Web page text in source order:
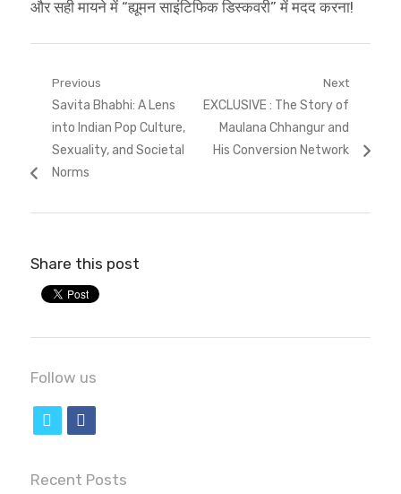
और सही मायने में “ह्यूमन साइंटिफिक डिस्कवरी” में मदद करना!
Post
navigation
Previous
Previous
post:
Savita Bhabhi: A Lens
into Indian Pop Culture,
Sexuality, and Societal
Norms
Next
Next
post:
EXCLUSIVE : The Story of
Maulana Chhangur and
His Conversion Network
Share this post
Follow us
i
c
Recent Posts